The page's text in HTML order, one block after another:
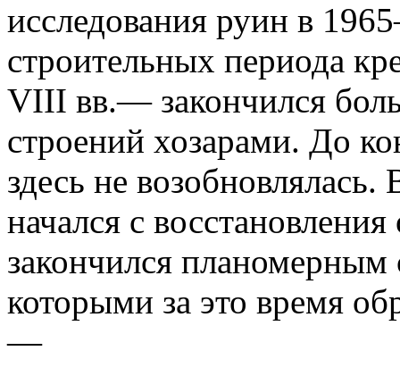
исследования руин в
строительных периода
VIII вв.— закончился
строений хозарами. До
здесь не
начался с
закончился
которыми за это время
—